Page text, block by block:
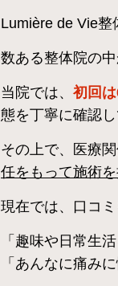
Lumière de Vie整
数ある整体院の
当院では、 初回
態を丁寧に確認し
その上で、 医療
任をもって施術
現在では、口コ
「趣味や日常生
「あんなに痛み